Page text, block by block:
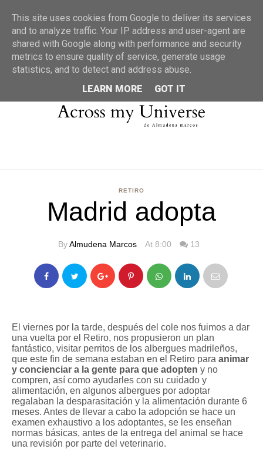
MENU
RETIRO
Madrid adopta
ByAlmudena Marcos At 8:00 13
El viernes por la tarde, después del cole nos fuimos a dar
una vuelta por el Retiro, nos propusieron un plan
fantástico, visitar perritos de los albergues madrileños,
que este fin de semana estaban en el Retiro para animar
y concienciar a la gente para que adopten y no
compren, así como ayudarles con su cuidado y
alimentación, en algunos albergues por adoptar
regalaban la desparasitación y la alimentación durante 6
meses. Antes de llevar a cabo la adopción se hace un
examen exhaustivo a los adoptantes, se les enseñan
normas básicas, antes de la entrega del animal se hace
una revisión por parte del veterinario.
This site uses cookies from Google to deliver its services
and to analyze traffic. Your IP address and user-agent are
shared with Google along with performance and security
metrics to ensure quality of service, generate usage
statistics, and to detect and address abuse.
LEARN MORE
GOT IT